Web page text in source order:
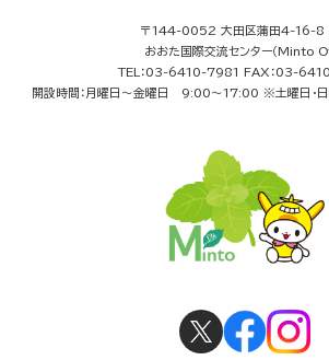
〒144-0052 大田区蒲田4-16-8
おおた国際交流センター（Minto
TEL：03-6410-7981 FAX：03-
開設時間：月曜日～金曜日 9:00～17:00 ※土曜日・日